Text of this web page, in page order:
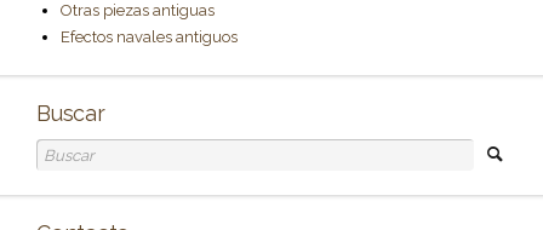
Otras piezas antiguas
Efectos navales antiguos
Buscar